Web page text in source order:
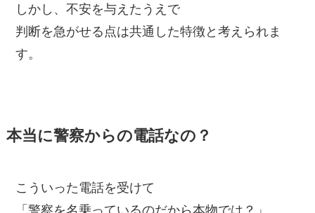
しかし、不安を与えたうえで
判断を急がせる点は共通した特徴と考えられま
す。
本当に警察からの電話なの？
こういった電話を受けて
「警察を名乗っているのだから本物では？」